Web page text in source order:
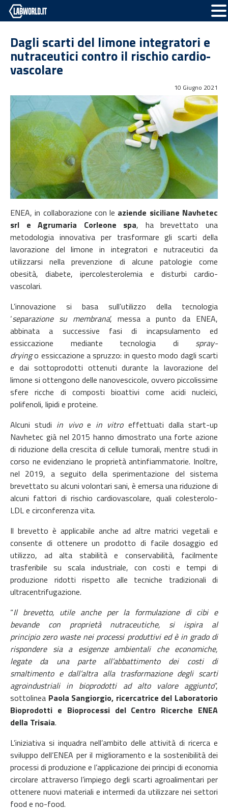
Dagli scarti del limone integratori e
nutraceutici contro il rischio cardio-
vascolare
10 Giugno 2021
ENEA, in collaborazione con le aziende siciliane Navhetec
srl e Agrumaria Corleone spa, ha brevettato una
metodologia innovativa per trasformare gli scarti della
lavorazione del limone in integratori e nutraceutici da
utilizzarsi nella prevenzione di alcune patologie come
obesità, diabete, ipercolesterolemia e disturbi cardio-
vascolari.
L’innovazione si basa sull’utilizzo della tecnologia
‘separazione su membrana’, messa a punto da ENEA,
abbinata a successive fasi di incapsulamento ed
essiccazione mediante tecnologia di spray-
dryingo essiccazione a spruzzo: in questo modo dagli scarti
e dai sottoprodotti ottenuti durante la lavorazione del
limone si ottengono delle nanovescicole, ovvero piccolissime
sfere ricche di composti bioattivi come acidi nucleici,
polifenoli, lipidi e proteine.
Alcuni studi in vivoe in vitroeffettuati dalla start-up
Navhetec già nel 2015 hanno dimostrato una forte azione
di riduzione della crescita di cellule tumorali, mentre studi in
corso ne evidenziano le proprietà antinfiammatorie. Inoltre,
nel 2019, a seguito della sperimentazione del sistema
brevettato su alcuni volontari sani, è emersa una riduzione di
alcuni fattori di rischio cardiovascolare, quali colesterolo-
LDL e circonferenza vita.
Il brevetto è applicabile anche ad altre matrici vegetali e
consente di ottenere un prodotto di facile dosaggio ed
utilizzo, ad alta stabilità e conservabilità, facilmente
trasferibile su scala industriale, con costi e tempi di
produzione ridotti rispetto alle tecniche tradizionali di
ultracentrifugazione.
“Il brevetto, utile anche per la formulazione di cibi e
bevande con proprietà nutraceutiche, si ispira al
principio zero waste nei processi produttivi ed è in grado di
rispondere sia a esigenze ambientali che economiche,
legate da una parte all’abbattimento dei costi di
smaltimento e dall’altra alla trasformazione degli scarti
agroindustriali in bioprodotti ad alto valore aggiunto”,
sottolinea Paola Sangiorgio, ricercatrice del Laboratorio
Bioprodotti e Bioprocessi del Centro Ricerche ENEA
della Trisaia.
L’iniziativa si inquadra nell’ambito delle attività di ricerca e
sviluppo dell’ENEA per il miglioramento e la sostenibilità dei
processi di produzione e l’applicazione dei principi di economia
circolare attraverso l’impiego degli scarti agroalimentari per
ottenere nuovi materiali e intermedi da utilizzare nei settori
food e no-food.